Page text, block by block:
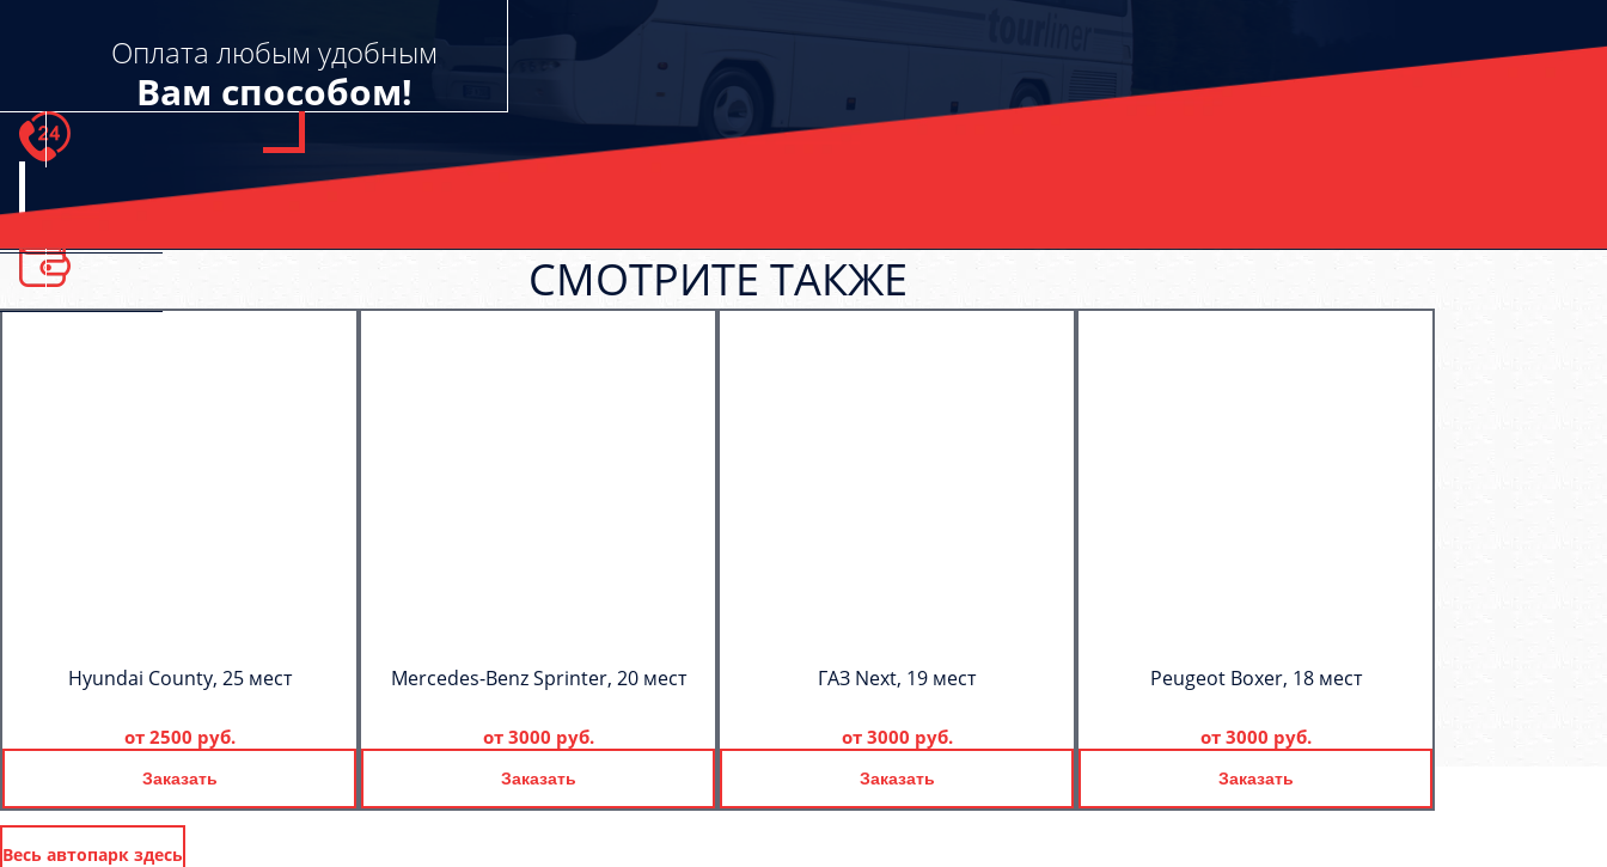
Оплата любым удобным
Вам способом!
СМОТРИТЕ ТАКЖЕ
Hyundai County, 25 мест
от 2500 руб.
Заказать
Mercedes-Benz Sprinter, 20 мест
от 3000 руб.
Заказать
ГАЗ Next, 19 мест
от 3000 руб.
Заказать
Peugeot Boxer, 18 мест
от 3000 руб.
Заказать
Весь автопарк здесь